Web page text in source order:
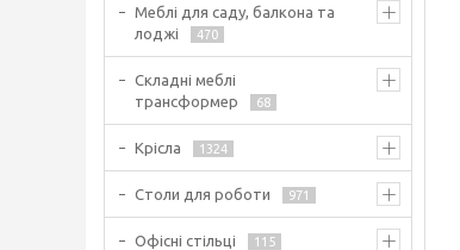
Меблі для саду, балкона та
лоджі
470
Складні меблі
трансформер
68
Крісла 1324
Столи для роботи 971
Офісні стільці 115